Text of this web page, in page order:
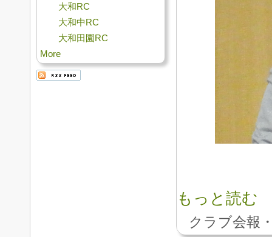
もっと読む
クラブ会報
大和RC
大和中RC
大和田園RC
More